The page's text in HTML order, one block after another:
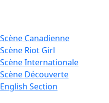
Scène Canadienne
Scène Riot Girl
ScèneInternationale
Scène Découverte
English Section